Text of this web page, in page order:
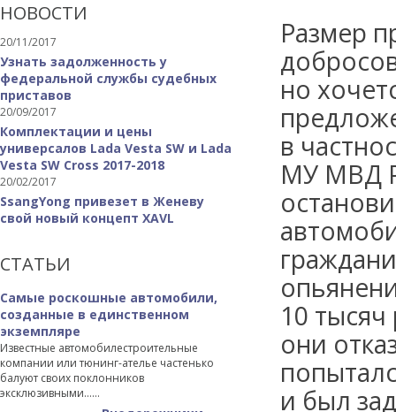
НОВОСТИ
20/11/2017
Узнать задолженность у
федеральной службы судебных
приставов
20/09/2017
Комплектации и цены
универсалов Lada Vesta SW и Lada
Vesta SW Cross 2017-2018
20/02/2017
SsangYong привезет в Женеву
свой новый концепт XAVL
СТАТЬИ
Самые роскошные автомобили,
созданные в единственном
экземпляре
Известные автомобилестроительные
компании или тюнинг-ателье частенько
балуют своих поклонников
эксклюзивными…...
Размер
но
в
МУ МВД
10
они
и был